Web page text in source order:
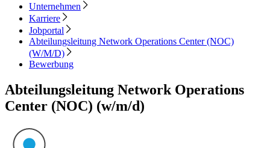
Unternehmen
Karriere
Jobportal
Abteilungsleitung Network Operations Center (NOC)
(W/M/D)
Bewerbung
Abteilungsleitung Network Operations
Center (NOC) (w/m/d)